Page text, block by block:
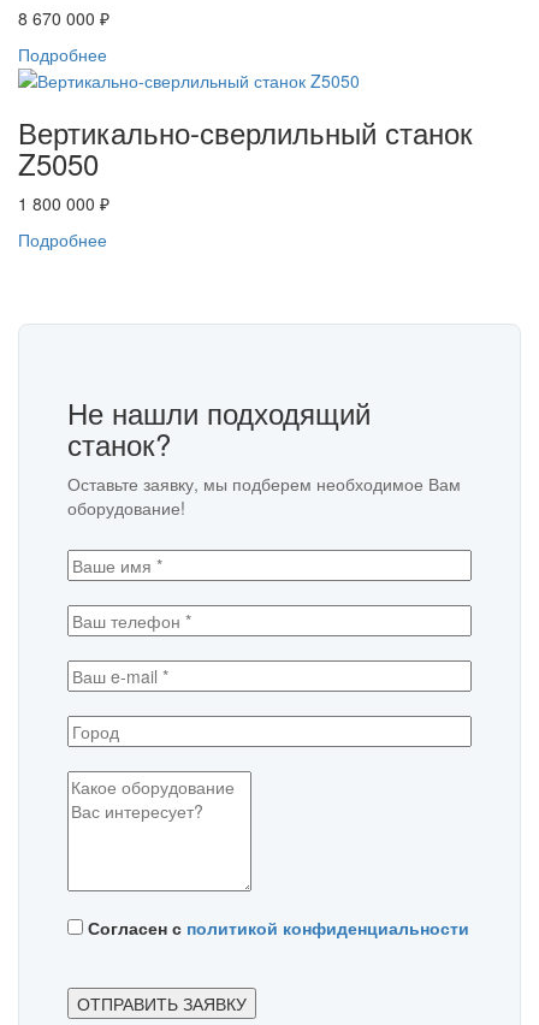
8 670 000 ₽
Подробнее
Вертикально-сверлильный станок
Z5050
1 800 000 ₽
Подробнее
Не нашли подходящий
станок?
Оставьте заявку, мы подберем необходимое Вам
оборудование!
Согласен с политикой конфиденциальности
ОТПРАВИТЬ ЗАЯВКУ